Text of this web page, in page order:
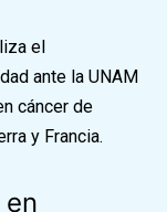
el
ante la UNAM
cáncer de
y Francia.